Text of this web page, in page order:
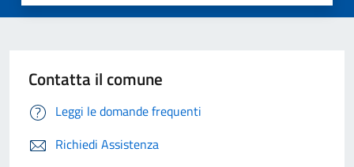
Contatta il comune
Leggi le domande frequenti
Richiedi Assistenza